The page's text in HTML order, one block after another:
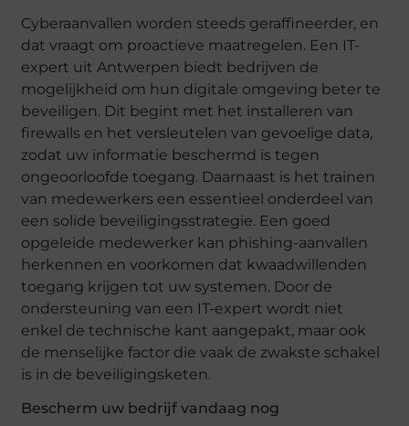
Cyberaanvallen worden steeds geraffineerder, en
dat vraagt om proactieve maatregelen. Een IT-
expert uit Antwerpen biedt bedrijven de
mogelijkheid om hun digitale omgeving beter te
beveiligen. Dit begint met het installeren van
firewalls en het versleutelen van gevoelige data,
zodat uw informatie beschermd is tegen
ongeoorloofde toegang. Daarnaast is het trainen
van medewerkers een essentieel onderdeel van
een solide beveiligingsstrategie. Een goed
opgeleide medewerker kan phishing-aanvallen
herkennen en voorkomen dat kwaadwillenden
toegang krijgen tot uw systemen. Door de
ondersteuning van een IT-expert wordt niet
enkel de technische kant aangepakt, maar ook
de menselijke factor die vaak de zwakste schakel
is in de beveiligingsketen.
Bescherm uw bedrijf vandaag nog